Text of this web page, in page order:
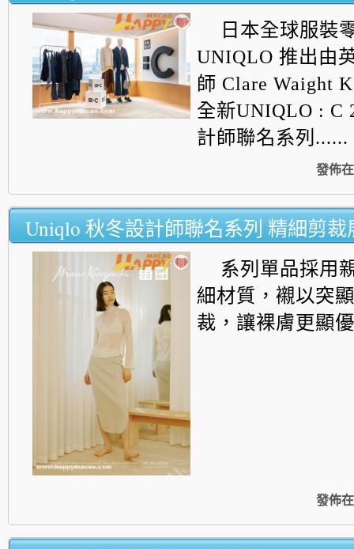
日本全球服裝
UNIQLO 推出由
師 Clare Waight
全新UNIQLO : C
計師聯名系列......
發佈在
Uniqlo 秋冬設計師聯名系列 精細剪
系列單品採用
細材質，襯以突
裁， 讓裸膚更顯
發佈在